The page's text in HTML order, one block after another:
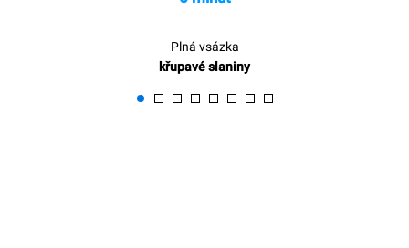
Plná vsázka
křupavé slaniny